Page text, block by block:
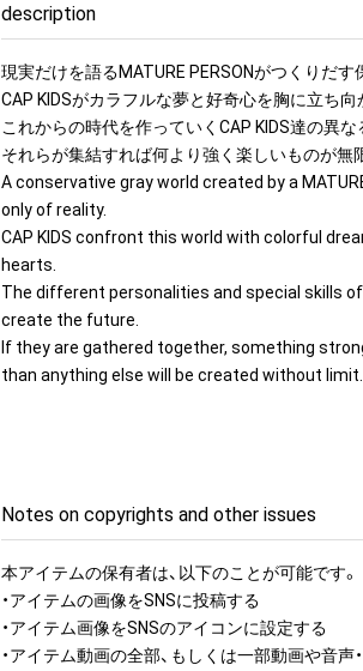
description
現実だけを語るMATURE PERSONがつくりだす
CAP KIDSがカラフルな夢と好奇心を胸に立ち向
これからの時代を作っていくCAP KIDS達の異な
それらが集結すれば何より強く楽しいものが無
A conservative gray world created by a
only of reality.
CAP KIDS confront this world with colorful
hearts.
The different personalities and special skills of
create the future.
If they are gathered together, something
than anything else will be created without limit.
Notes on copyrights and other issues
本アイテムの保有者は、以下のことが可能です。
・アイテムの画像をSNSに投稿する
・アイテム画像をSNSのアイコンに設定する
・アイテム動画の全部、もしくは一部動画や音声